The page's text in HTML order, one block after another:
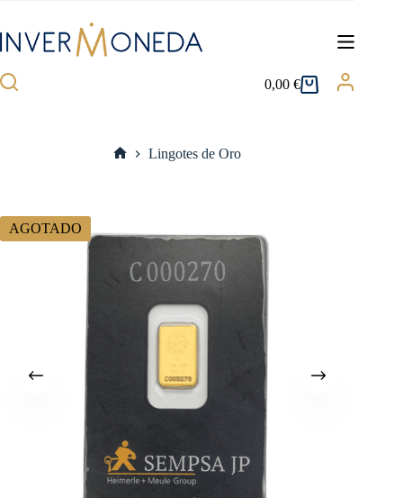
contenido
Carro
0,00€
Lingotes de Oro
AGOTADO